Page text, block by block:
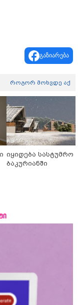
გაზიარება
როგორ მოხვდე აქ
იყიდება სასტუმრო
ბაკურიანში